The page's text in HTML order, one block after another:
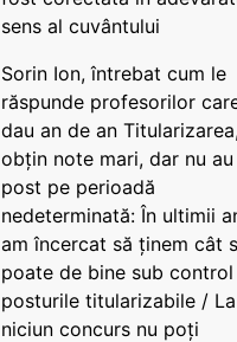
sens al cuvântului
Sorin Ion, întrebat cum le
răspunde profesorilor
dau an de an
obțin note mari, dar nu au
post pe perioadă
nedeterminată: În ultimii
am încercat să ținem cât
poate de bine sub control
posturile titularizabile / La
niciun concurs nu poți